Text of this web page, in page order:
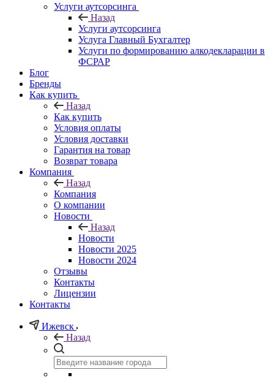
Услуги аутсорсинга
Назад
Услуги аутсорсинга
Услуга Главный Бухгалтер
Услуги по формированию алкодекларации в
ФСРАР
Блог
Бренды
Как купить
Назад
Как купить
Условия оплаты
Условия доставки
Гарантия на товар
Возврат товара
Компания
Назад
Компания
О компании
Новости
Назад
Новости
Новости 2025
Новости 2024
Отзывы
Контакты
Лицензии
Контакты
Ижевск
Назад